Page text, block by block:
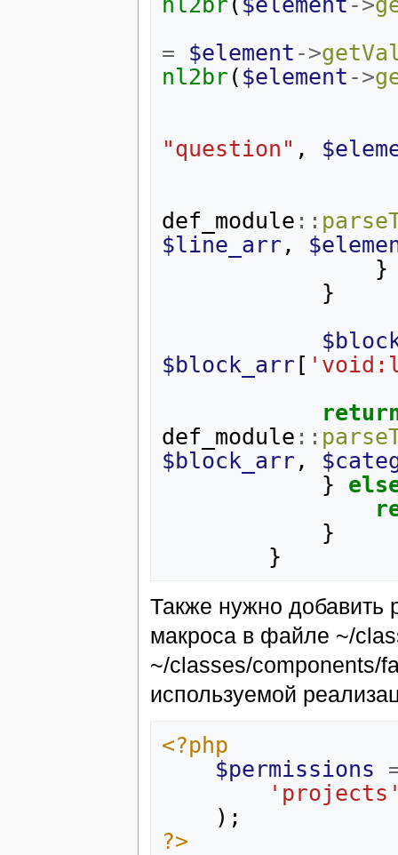
=
$element ->
nl2br( $element ->
"question" ,
def_module ::
$line_arr ,
}
}
$block_arr [
def_module ::
$block_arr ,
}
}
}
Также нужно добавить
макроса в файле ~/
~/classes/components/
используемой
<?php
$permissions
);
?>